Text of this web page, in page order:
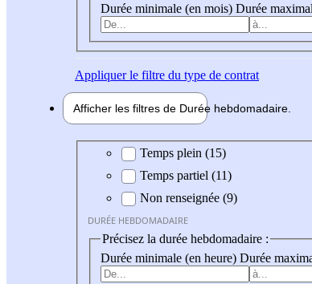
Durée minimale (en mois) Durée
Appliquerle filtre du type de contrat
Afficher les filtres de Durée hebdomadaire
Durée hebdomadaire
Temps plein (15)
Temps partiel (11)
Non renseignée (9)
DURÉE HEBDOMADAIRE
Précisez la durée hebdomadaire :
Durée minimale (en heure) Durée